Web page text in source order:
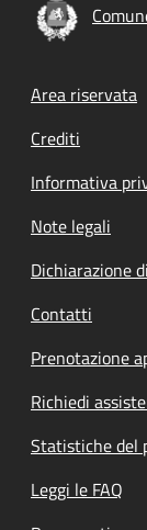
Footer
Area riservata
Crediti
Informativa
Note legali
Dichiarazione
Contatti
Prenotazione
Richiedi
Statistiche del
Leggi le FAQ